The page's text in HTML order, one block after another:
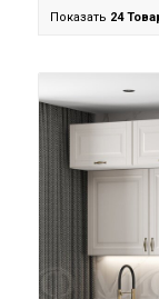
Показать 24